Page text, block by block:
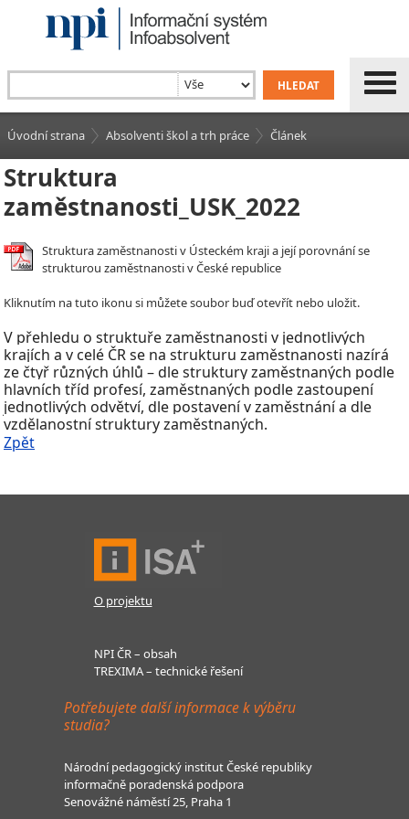
Úvodní strana Absolventi škol a trh práce Článek
Struktura
zaměstnanosti_USK_2022
Struktura zaměstnanosti v Ústeckém kraji a její porovnání se
strukturou zaměstnanosti v České republice
Kliknutím na tuto ikonu si můžete soubor buď otevřít nebo uložit.
V přehledu o struktuře zaměstnanosti v jednotlivých
krajích a v celé ČR se na strukturu zaměstnanosti nazírá
ze čtyř různých úhlů – dle struktury zaměstnaných podle
hlavních tříd profesí, zaměstnaných podle zastoupení
jednotlivých odvětví, dle postavení vzaměstnání a dle
vzdělanostní struktury zaměstnaných.
Zpět
O projektu
NPI ČR – obsah
TREXIMA – technické řešení
Potřebujete další informace k výběru
studia?
Národní pedagogický institut České republiky
informačně poradenská podpora
Senovážné náměstí 25, Praha 1